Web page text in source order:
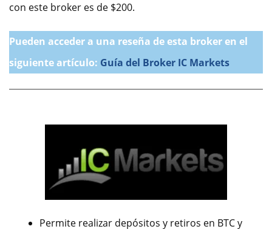
con este broker es de $200.
Pueden acceder a una reseña de esta broker en el
siguiente artículo: Guía del Broker IC Markets
Permite realizar depósitos y retiros en BTC y